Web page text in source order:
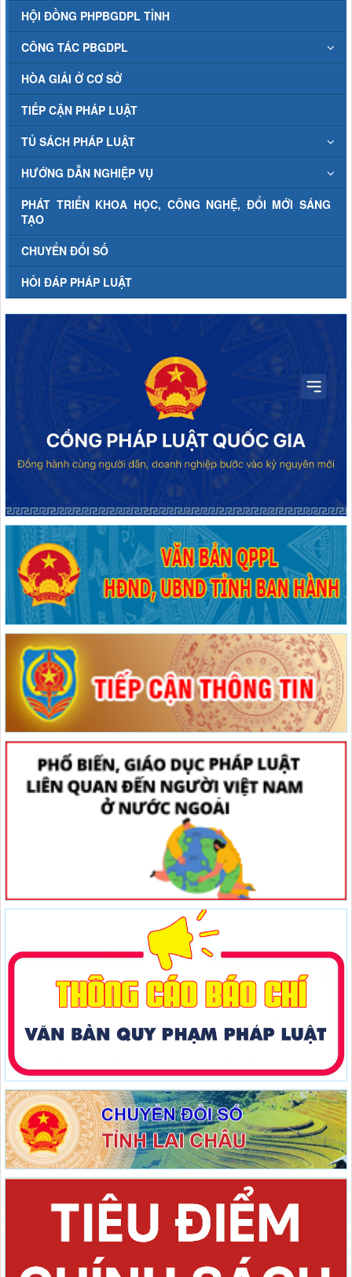
HỘI ĐỒNG PHPBGDPL TỈNH
CÔNG TÁC PBGDPL
HÒA GIẢI Ở CƠ SỞ
TIẾP CẬN PHÁP LUẬT
TỦ SÁCH PHÁP LUẬT
HƯỚNG DẪN NGHIỆP VỤ
PHÁT TRIỂN KHOA HỌC, CÔNG NGHỆ, ĐỔI MỚI SÁNG
TẠO
CHUYỂN ĐỔI SỐ
HỎI ĐÁP PHÁP LUẬT